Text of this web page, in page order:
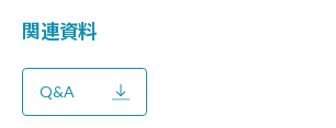
関連資料
Q&A